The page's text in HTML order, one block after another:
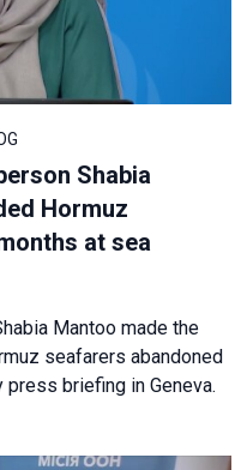
Shabia
Hormuz
at sea
Mantoo made the
seafarers abandoned
briefing in Geneva.